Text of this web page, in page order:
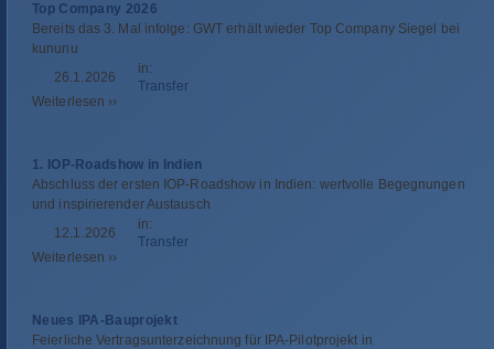
Top Company 2026
Bereits das 3. Mal infolge: GWT erhält wie­der Top Com­pany Sie­gel bei
kununu
26.1.2026
in:
Trans­fer
Wei­ter­le­sen ››
1. IOP-Roadshow in Indien
Abschluss der ers­ten IOP-Road­show in Indien: wert­volle Begeg­nun­gen
und inspi­rie­ren­der Austausch
12.1.2026
in:
Trans­fer
Wei­ter­le­sen ››
Neues IPA-Bauprojekt
Fei­er­li­che Ver­trags­un­ter­zeich­nung für IPA-Pilot­pro­jekt in